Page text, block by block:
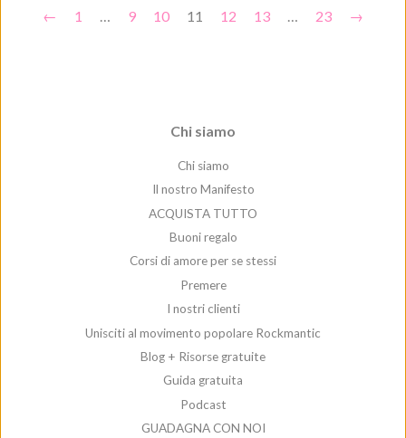
← 1 9 10 11 12 13 23 →
Chi siamo
Chi siamo
Il nostro Manifesto
ACQUISTA TUTTO
Buoni regalo
Corsi di amore per se stessi
Premere
I nostri clienti
Unisciti al movimento popolare Rockmantic
Blog + Risorse gratuite
Guida gratuita
Podcast
GUADAGNA CON NOI